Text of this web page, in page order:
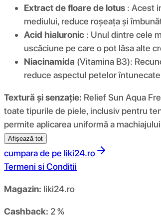
Extract de floare de lotus : Acest
mediului, reduce roșeața și
Acid hialuronic : Unul dintre cele
uscăciune pe care o pot lăsa alte
Niacinamida (Vitamina B3):
reduce aspectul petelor
Textură și senzație: Relief Sun Aqua
toate tipurile de piele, inclusiv pentru
permite aplicarea uniformă a
Afișează tot
cumpara de pe liki24.ro
Termeni si Conditii
Magazin: liki24.ro
Cashback: 2 %